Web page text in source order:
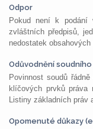
Odpor
Pokud není k podání
zvláštních předpisů,
nedostatek
Odůvodnění
Povinnost soudů
klíčových prvků práva
Listiny základních práv
Opomenuté důkazy